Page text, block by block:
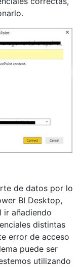
de datos por lo
BI Desktop,
ir añadiendo
distintas
error de acceso
puede ser
utilizando